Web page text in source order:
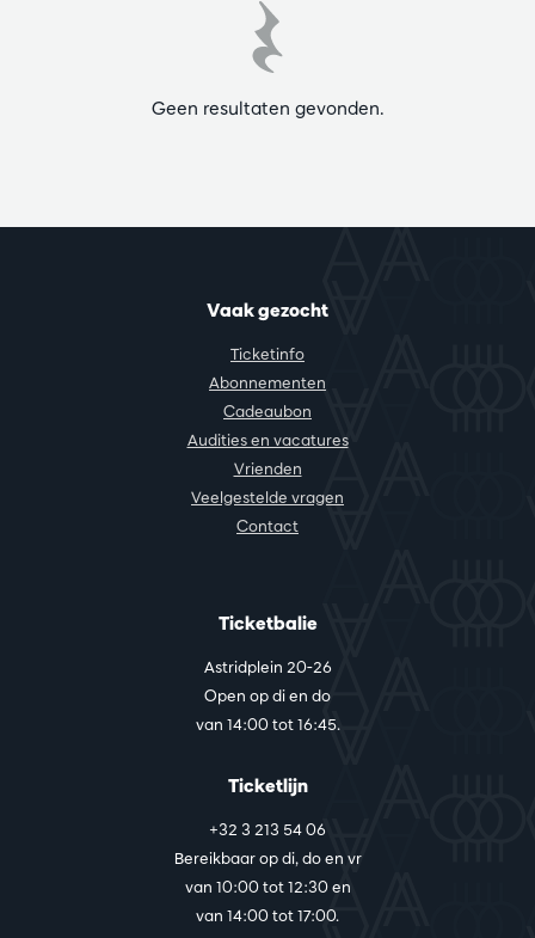
Geen resultaten gevonden.
Vaak gezocht
Ticketinfo
Abonnementen
Cadeaubon
Audities en vacatures
Vrienden
Veelgestelde vragen
Contact
Ticketbalie
Astridplein 20-26
Open op di en do
van 14:00 tot 16:45.
Ticketlijn
+32 3 213 54 06
Bereikbaar op di, do en vr
van 10:00 tot 12:30 en
van 14:00 tot 17:00.